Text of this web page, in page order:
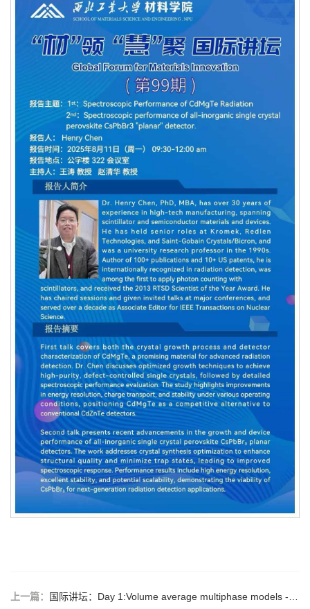
上一篇： 国际讲坛：Day 1:Volume average multiphase models - Ⅰ and Ⅱ Day 2:Macrosegregation - Ⅰ and Ⅱ